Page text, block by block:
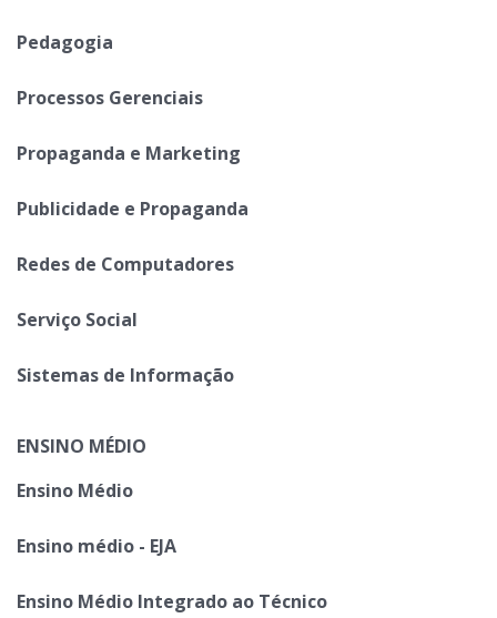
Pedagogia
Processos Gerenciais
Propaganda e Marketing
Publicidade e Propaganda
Redes de Computadores
Serviço Social
Sistemas de Informação
ENSINO MÉDIO
Ensino Médio
Ensino médio - EJA
Ensino Médio Integrado ao Técnico